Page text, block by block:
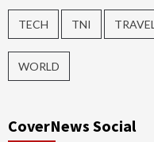
TECH TNI TRAVEL
WORLD
CoverNews Social